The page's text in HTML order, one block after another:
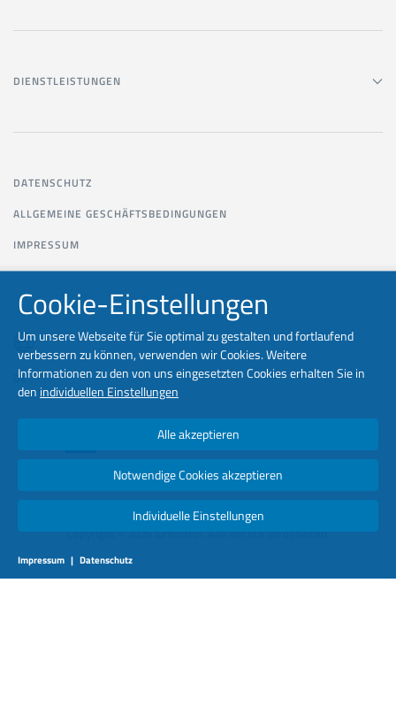
DIENSTLEISTUNGEN
DATENSCHUTZ
ALLGEMEINE GESCHÄFTSBEDINGUNGEN
IMPRESSUM
DE
Copyright © 2026 luminator. Alle Rechte vorbehalten.
Cookie-Einstellungen
Um unsere Webseite für Sie optimal zu gestalten und fortlaufend
verbessern zu können, verwenden wir Cookies. Weitere
Informationen zu den von uns eingesetzten Cookies erhalten Sie in
den individuellen Einstellungen
Alle akzeptieren
Notwendige Cookies akzeptieren
Impressum | Datenschutz
Individuelle Einstellungen